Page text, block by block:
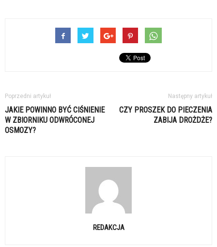
Poprzedni artykuł
JAKIE POWINNO BYĆ CIŚNIENIE
W ZBIORNIKU ODWRÓCONEJ
OSMOZY?
Następny artykuł
CZY PROSZEK DO PIECZENIA
ZABIJA DROŻDŻE?
REDAKCJA